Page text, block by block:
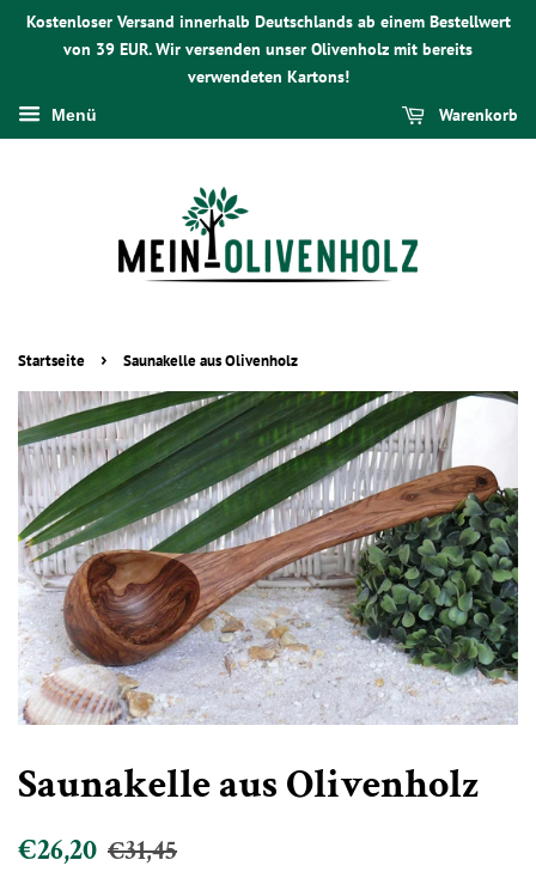
Kostenloser Versand innerhalb Deutschlands ab einem Bestellwert
von 39 EUR. Wir versenden unser Olivenholz mit bereits
verwendeten Kartons!
Menü Warenkorb
Startseite › Saunakelle aus Olivenholz
Saunakelle aus Olivenholz
Normaler
€26,20 Sonderpreis
€31,45